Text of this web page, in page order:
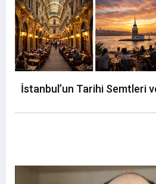
İstanbul’un Tarihi Semtleri